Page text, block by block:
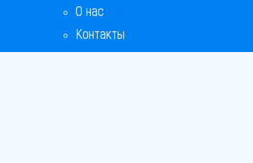
О нас
Контакты